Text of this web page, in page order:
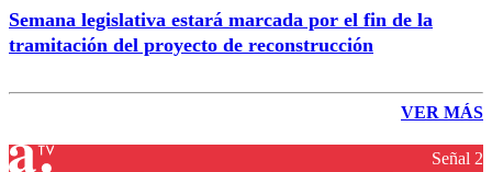
Semana legislativa estará marcada por el fin de la
tramitación del proyecto de reconstrucción
VER MÁS
Señal 2